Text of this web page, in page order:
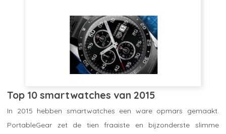
Top 10 smartwatches van 2015
In 2015 hebben smartwatches een ware opmars gemaakt.
PortableGear zet de tien fraaiste en bijzonderste slimme